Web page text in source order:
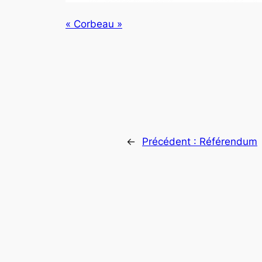
« Corbeau »
← Précédent : Référendum